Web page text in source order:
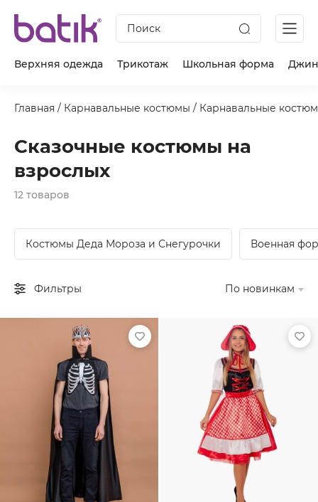
Поиск
Верхняя одежда Трикотаж Школьная форма
Главная / Карнавальные костюмы / Карнавальные
Сказочные костюмы на
взрослых
12 товаров
Костюмы Деда Мороза и Снегурочки Военная
Фильтры По новинкам